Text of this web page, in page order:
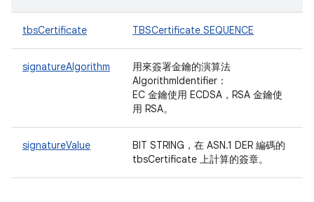
tbsCertificate TBSCertificate SEQUENCE
signatureAlgorithm
用來簽署金鑰的演算法
AlgorithmIdentifier：
EC 金鑰使用 ECDSA，RSA 金鑰使
用 RSA。
signatureValue
BIT STRING，在 ASN.1 DER 編碼的
tbsCertificate 上計算的簽章。